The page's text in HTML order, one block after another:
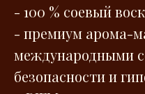
- 100 % соевый воск
- премиум арома-
международными
безопасности и